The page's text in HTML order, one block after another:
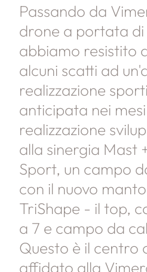
Passando da
drone a portata
abbiamo resistito
alcuni scatti ad
realizzazione
anticipata nei
realizzazione
alla sinergia Mast
Sport, un campo
con il nuovo
TriShape - il top,
a 7 e campo da
Questo è il centro
affidato alla